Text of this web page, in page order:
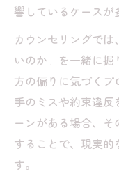
響しているケースが
カウンセリングで
いのか」を一緒に
方の偏りに気づく
手のミスや約束違反
ーンがある場合、
することで、現実的
す。